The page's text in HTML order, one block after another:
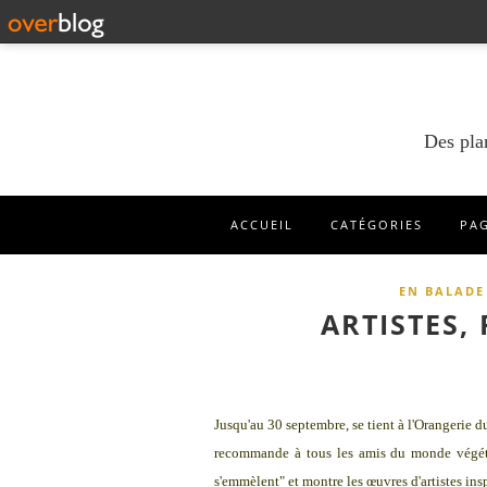
Des
ACCUEIL CATÉGORIES
EN
ARTISTES,
Jusqu'au 30 septembre, se tient à l'Orangerie
recommande à tous les amis du monde
s'emmèlent" et montre les œuvres d'artistes